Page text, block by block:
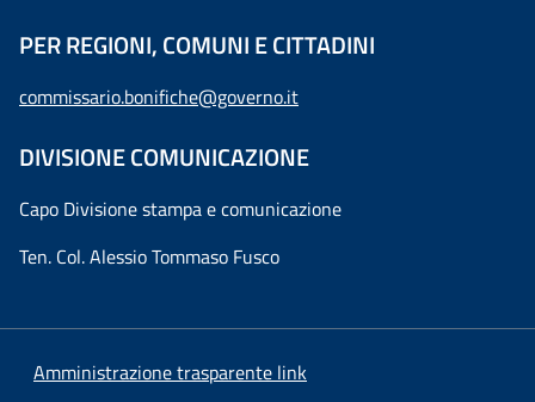
PER REGIONI, COMUNI E CITTADINI
commissario.bonifiche@governo.it
DIVISIONE COMUNICAZIONE
Capo Divisione stampa e comunicazione
Ten. Col. Alessio Tommaso Fusco
Amministrazione trasparente link